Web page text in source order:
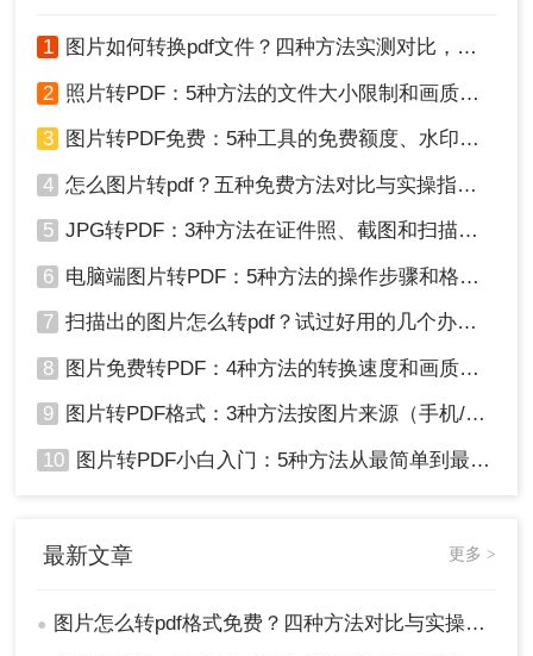
1 图片如何转换pdf文件？四种方法实测对比，附各场景最优选！
2 照片转PDF：5种方法的文件大小限制和画质保留实测！
3 图片转PDF免费：5种工具的免费额度、水印和文件限制对比！
4 怎么图片转pdf？五种免费方法对比与实操指南（附详细表格）！
5 JPG转PDF：3种方法在证件照、截图和扫描件上的转换精度差异！
6 电脑端图片转PDF：5种方法的操作步骤和格式保留对比！
7 扫描出的图片怎么转pdf？试过好用的几个办法！
8 图片免费转PDF：4种方法的转换速度和画质损失对比！
9 图片转PDF格式：3种方法按图片来源（手机/相机/截图）选！
10 图片转PDF小白入门：5种方法从最简单到最专业逐步升级！
最新文章 更多 >
● 图片怎么转pdf格式免费？四种方法对比与实操指南（附详细表格）!